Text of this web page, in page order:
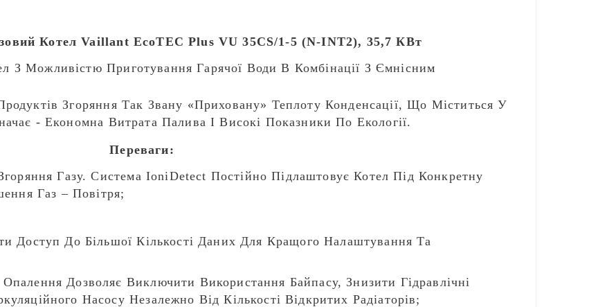
Котел Vaillant EcoTEC Plus VU 35CS/1-5 (N-INT2), 35,7 КВт
З Можливістю Приготування Гарячої Води В Комбінації З Ємнісним
Згоряння Так Звану «приховану» Теплоту Конденсації, Що Міститься У
- Економна Витрата Палива І Високі Показники По Екології.
Переваги:
Газу. Система IoniDetect Постійно Підлаштовує Котел Під Конкретну
Газ – Повітря;
Доступ До Більшої Кількості Даних Для Кращого Налаштування Та
Дозволяє Виключити Використання Байпасу, Знизити Гідравлічні
Насосу Незалежно Від Кількості Відкритих Радіаторів;